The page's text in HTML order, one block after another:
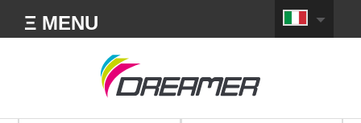
Ξ MENU